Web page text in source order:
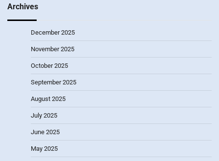
Archives
December 2025
November 2025
October 2025
September 2025
August 2025
July 2025
June 2025
May 2025